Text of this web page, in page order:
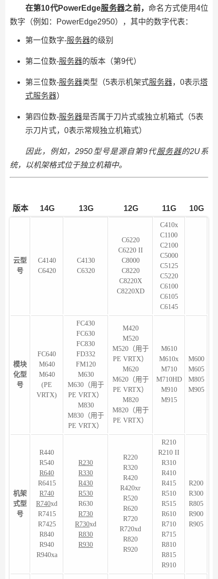
在第10代PowerEdge服务器之前，命名方式使用4位
数字（例如：PowerEdge2950），其中的数字代表：
第一位数字-服务器的级别
第二位数-服务器的版本（第9代）
第三位数-服务器类型（5表示机架式服务器，0表示塔
式服务器）
第四位数-服务器是否属于刀片式或独立机箱式（5表
示刀片式，0表示常规独立机箱式）
因此，例如，2950型号是源自第9代服务器的2U系
统，以机架格式位于独立机箱中。
版本 14G 13G 12G 11G 10G
云型
号
C4140
C6420
C4130
C6320
C6220
C6220 II
C8000
C8220
C8220X
C8220XD
C410x
C1100
C2100
C5000
C5125
C5220
C6100
C6105
C6145
模块
化型
号
FC640
M640
M640
(PE
VRTX)
FC430
FC630
FC830
FD332
FM120
M630
M630（用于
PE VRTX）
M830
M830（用于
PE VRTX）
M420
M520
M520（用于
PE VRTX）
M620
M620（用于
PE VRTX）
M820
M820（用于
PE VRTX）
M610
M610x
M710
M710HD
M910
M915
M600
M605
M805
M905
机架
式型
号
R440
R540
R640
R6415
R740
R740xd
R7415
R7425
R840
R940
R940xa
R230
R330
R430
R530
R630
R730
R730xd
R830
R930
R220
R320
R420
R420xr
R520
R620
R720
R720xd
R820
R920
R210
R210 II
R310
R410
R415
R510
R515
R610
R710
R715
R810
R815
R910
R200
R300
R805
R900
R905